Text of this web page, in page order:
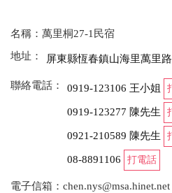
海灘玩水 回來門口還有水
人很熱情親切 希望來的朋
2022-09-09
小木屋乾淨整齊，睡得很
名稱：萬里桐27-1民宿
地址：
屏東縣恆春鎮山海里萬里
聯絡電話： 0919-123106 王小姐
0919-123277 陳先生
0921-210589 陳先生
08-8891106 打電話
電子信箱：chen.nys@msa.hinet.net